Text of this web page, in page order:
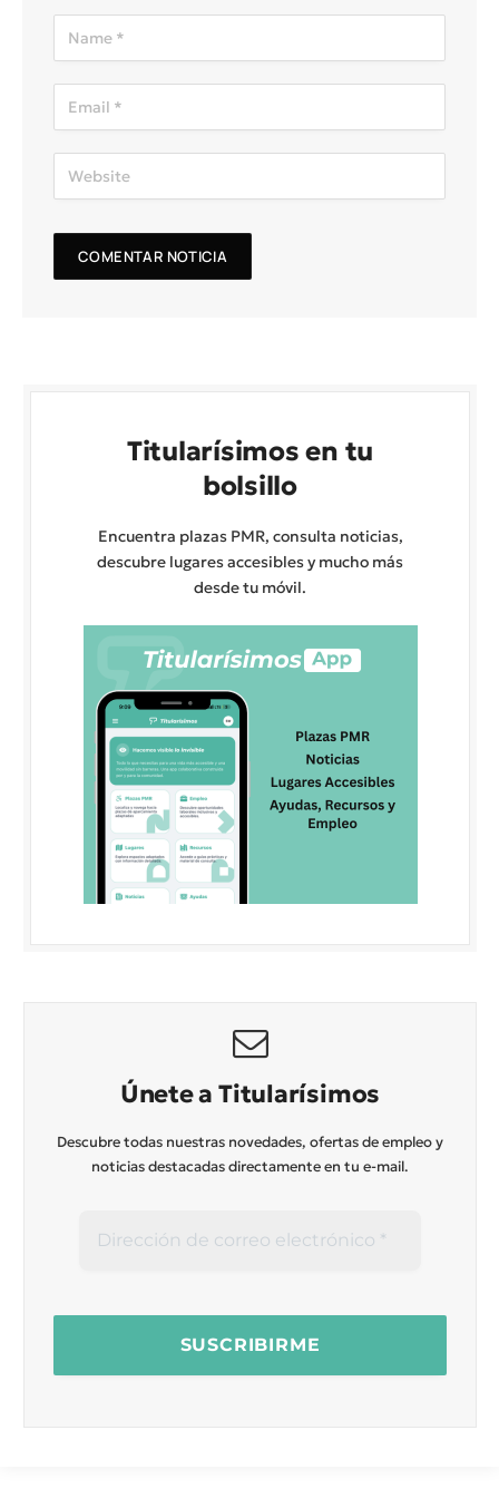
Titularísimos en tu
bolsillo
Encuentra plazas PMR, consulta noticias,
descubre lugares accesibles y mucho más
desde tu móvil.
Únete a Titularísimos
Descubre todas nuestras novedades, ofertas de empleo y
noticias destacadas directamente en tu e-mail.